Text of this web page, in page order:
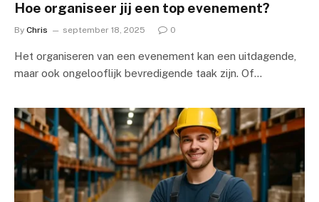
Hoe organiseer jij een top evenement?
By Chris september 18, 2025 0
Het organiseren van een evenement kan een uitdagende,
maar ook ongelooflijk bevredigende taak zijn. Of…